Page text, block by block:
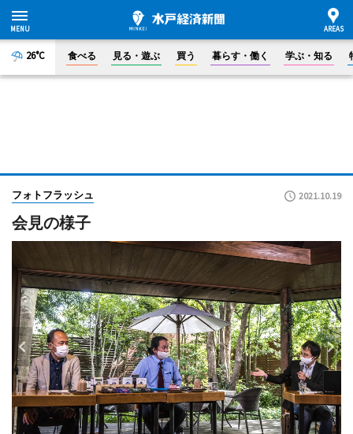
26°C 食べる 見る・遊ぶ 買う 暮らす・働く 学ぶ・知る
フォトフラッシュ 2021.10.19
会見の様子